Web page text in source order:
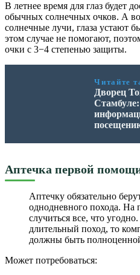
В летнее время для глаз будет
обычных солнечных очков. А
солнечные лучи, глаза устают
этом случае не помогают,
очки с 3−4 степенью защиты.
Читайте
Дворец
Аптечка первой
Аптечку обязательно
однодневного похода. На
случиться все, что
длительный поход, то
должны быть
Может потребоваться: